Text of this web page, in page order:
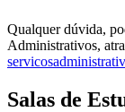
Qualquer dúvida,
Administrativos,
Salas de